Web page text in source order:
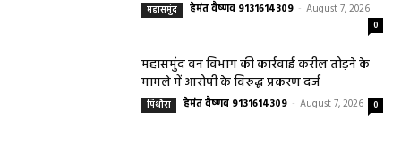
महासमुंद हेमंत वैष्णव 9131614309 - August 7, 2026
0
महासमुंद वन विभाग की कार्रवाई करील तोड़ने के
मामले में आरोपी के विरुद्ध प्रकरण दर्ज
पिथौरा हेमंत वैष्णव 9131614309 - August 7, 2026 0